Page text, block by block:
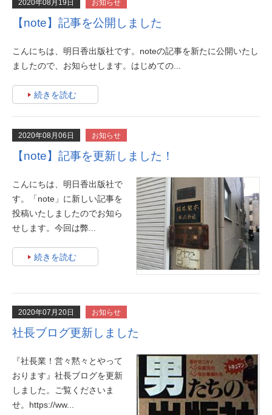
2020年08月19日 お知らせ
【note】記事を公開しました
こんにちは、明日香出版社です。noteの記事を新たに公開いたし
ましたので、お知らせします。はじめての...
続きを読む
2020年08月06日 お知らせ
【note】記事を更新しました！
こんにちは、明日香出版社で
す。「note」に新しい記事を
投稿いたしましたのでお知ら
せします。今回は弊...
続きを読む
2020年07月20日 お知らせ
社長ブログ更新しました
『社長業！営々黙々とやって
おります』社長ブログを更新
しました。ご覧くださいま
せ。https://ww...